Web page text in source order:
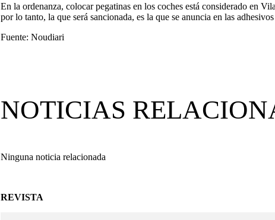
En la ordenanza, colocar pegatinas en los coches está considerado en
por lo tanto, la que será sancionada, es la que se anuncia en las
Fuente: Noudiari
NOTICIAS
Ninguna noticia relacionada
REVISTA